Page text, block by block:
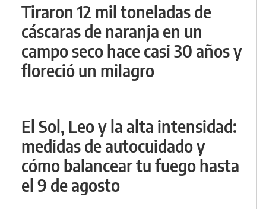
Tiraron 12 mil toneladas de
cáscaras de naranja en un
campo seco hace casi 30 años y
floreció un milagro
El Sol, Leo y la alta intensidad:
medidas de autocuidado y
cómo balancear tu fuego hasta
el 9 de agosto